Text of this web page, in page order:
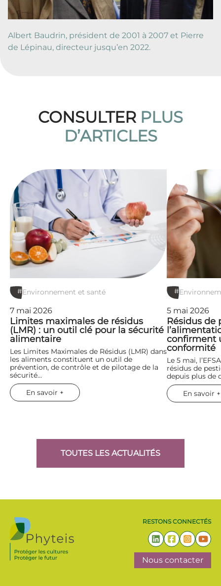
Albert Baudrin, président de 2001 à 2007 et Pierre
de Lépinau, directeur jusqu’en 2022.
CONSULTER PLUS
D’ARTICLES
#Environnement et santé
7 mai 2026
Limites maximales de résidus
(LMR) : un outil clé pour la sécurité
alimentaire
Les Limites Maximales de Résidus (LMR) dans
les aliments constituent un outil de
prévention, de contrôle et de pilotage de la
sécurité…
En savoir +
#
5 mai 2026
Résidus de
confirment
conformité
Le 5 mai,
résidus de
depuis plus de
En savoir +
TOUTES LES ACTUALITÉS
RESTONS CONNECTÉS
Nous contacter